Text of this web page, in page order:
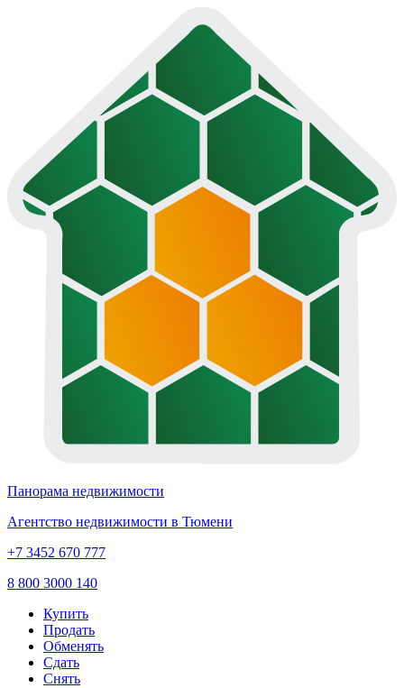
Панорама недвижимости
Агентство недвижимости в Тюмени
+7 3452 670 777
8 800 3000 140
Купить
Продать
Обменять
Сдать
Снять